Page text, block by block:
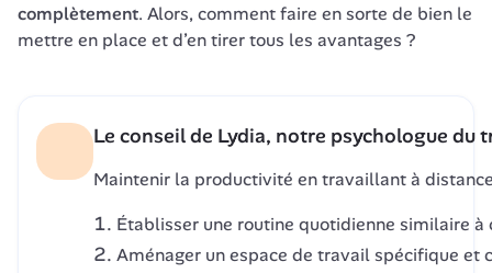
complètement. Alors, comment faire en sorte de bien le
mettre en place et d’en tirer tous les avantages ?
Le conseil de Lydia, notre psychologue du
Maintenir la productivité en travaillant à
Établisser une routine quotidienne similaire
Aménager un espace de travail spécifique